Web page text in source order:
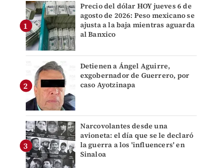
Precio del dólar HOY jueves 6 de
agosto de 2026: Peso mexicano se
ajusta a la baja mientras aguarda
al Banxico
Detienen a Ángel Aguirre,
exgobernador de Guerrero, por
caso Ayotzinapa
Narcovolantes desde una
avioneta: el día que se le declaró
la guerra a los 'influencers' en
Sinaloa